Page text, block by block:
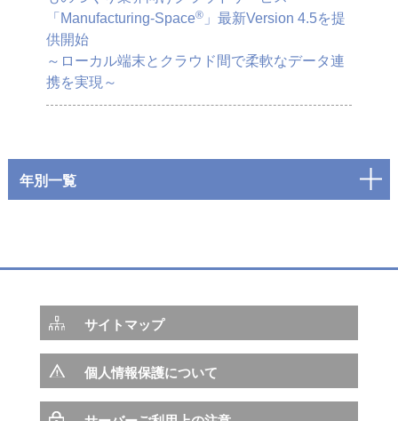
「Manufacturing-Space®」最新Version 4.5を提
供開始
～ローカル端末とクラウド間で柔軟なデータ連
携を実現～
年別一覧
サイトマップ
個人情報保護について